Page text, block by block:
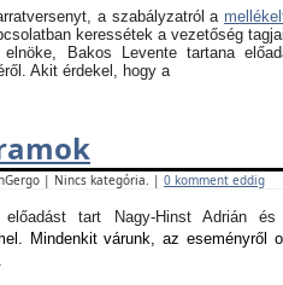
a szabályzatról a
keressétek a vezetőség
elnöke, Bakos Levente tartana
Akit érdekel, hogy a
| Nincs kategória. | 0 komment eddig
előadást tart Nagy-Hinst Adrián
Mindenkit várunk, az eseményről